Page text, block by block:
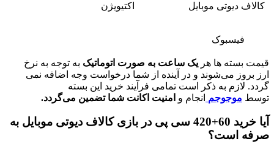
موبایل
ها هریک ساعت به صورت اتوماتیکبه توجه به نرخ
می‌شوند و در آینده از شما درخواست وجه اضافه نمی
به ذکر است تمامی فرآیند خرید این بسته
انجام وامنیت اکانت شما تضمین می‌گردد.
آیا خرید 60+420 سی پی در بازی کالاف دیوتی موبایل به